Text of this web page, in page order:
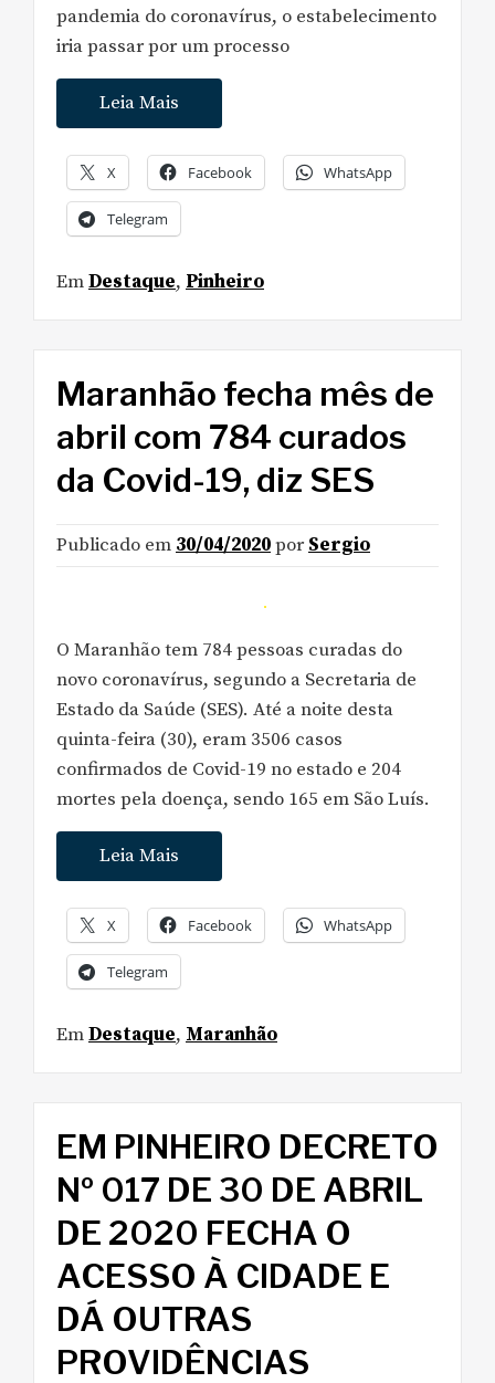
pandemia do coronavírus, o estabelecimento
iria passar por um processo
Leia Mais
X Facebook WhatsApp
Telegram
EmDestaque, Pinheiro
Maranhão fecha mês de
abril com 784 curados
da Covid-19, diz SES
Publicado em 30/04/2020por Sergio
O Maranhão tem 784 pessoas curadas do
novo coronavírus, segundo a Secretaria de
Estado da Saúde (SES). Até a noite desta
quinta-feira (30), eram 3506 casos
confirmados de Covid-19 no estado e 204
mortes pela doença, sendo 165 em São Luís.
Leia Mais
X Facebook WhatsApp
Telegram
EmDestaque, Maranhão
EM PINHEIRO DECRETO
Nº 017 DE 30 DE ABRIL
DE 2020 FECHA O
ACESSO À CIDADE E
DÁ OUTRAS
PROVIDÊNCIAS